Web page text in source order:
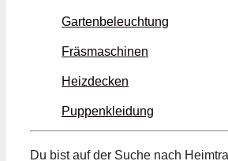
Gartenbeleuchtung
Fräsmaschinen
Heizdecken
Puppenkleidung
Du bist auf der Suche nach